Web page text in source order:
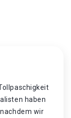
haben
wir